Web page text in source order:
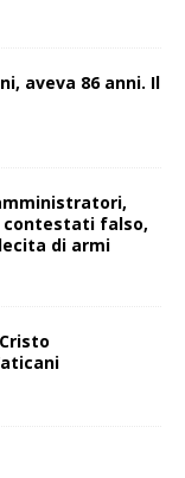
aveva 86 anni. Il
falso,
di armi